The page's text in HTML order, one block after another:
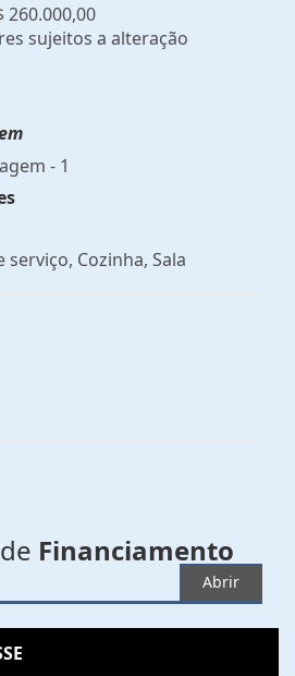
260.000,00
sujeitos a alteração
- 1
Cozinha, Sala
Financiamento
Abrir